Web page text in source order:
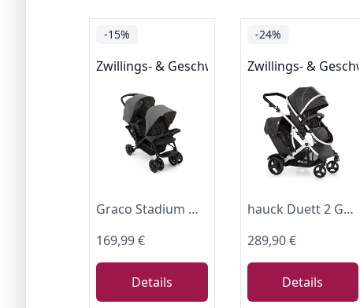
-15%
Zwillings- & Geschwisterwagen
Graco Stadium Duo® Doppel-Kinderwagen, ab Geburt bis ca. 3 Jahre, Titanium
169,99 €
Details
-24%
Zwillings- &
hauck Duett 2 Geschwisterwagen inkl. Regenschutz für Kinder bis je 15 kg, Hauptsitz umbaubar zur Babywanne ab Geburt mit Liegeposition, Zweitsitz Abnehmbar, Höhenverstellbar (Black Forest)
289,90 €
Details